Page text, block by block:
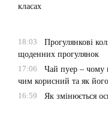
класах
18:03
Прогулянкові
щоденних прогулянок
17:06
Чай пуер – чому
чим корисний та як
16:59
Як змінюється